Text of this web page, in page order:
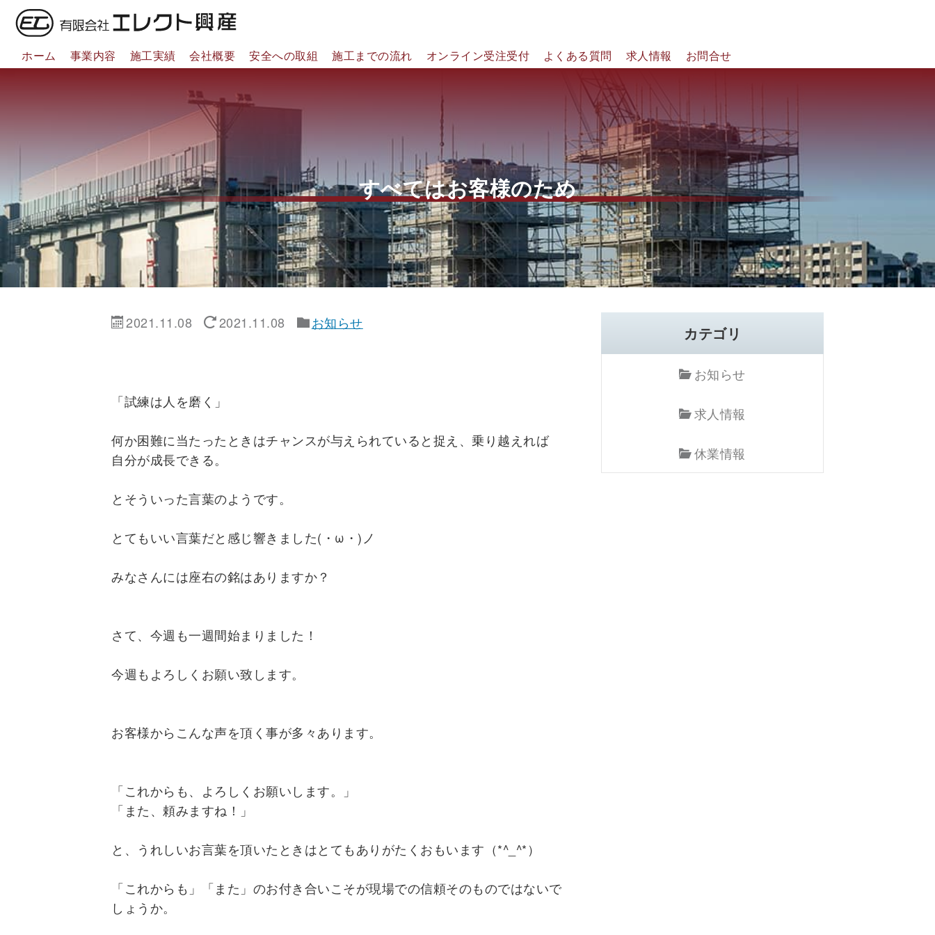
ホーム 事業内容 施工実績 会社概要 安全への取組 施工までの流れ オンライン受注受付 よくある質問 求人情報 お問合せ
すべてはお客様のため
2021.11.08 2021.11.08 お知らせ
「試練は人を磨く」
何か困難に当たったときはチャンスが与えられていると捉え、乗り越えれば
自分が成長できる。
とそういった言葉のようです。
とてもいい言葉だと感じ響きました(・ω・)ノ
みなさんには座右の銘はありますか？
さて、今週も一週間始まりました！
今週もよろしくお願い致します。
お客様からこんな声を頂く事が多々あります。
「これからも、よろしくお願いします。」
「また、頼みますね！」
と、うれしいお言葉を頂いたときはとてもありがたくおもいます（*^_^*）
「これからも」「また」のお付き合いこそが現場での信頼そのものではないで
しょうか。
カテゴリ
お知らせ
求人情報
休業情報